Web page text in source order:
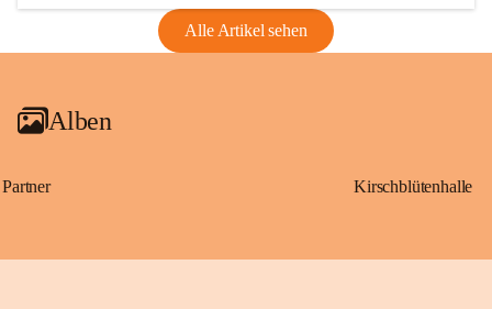
Alle Artikel sehen
Alben
Partner Kirschblütenhalle